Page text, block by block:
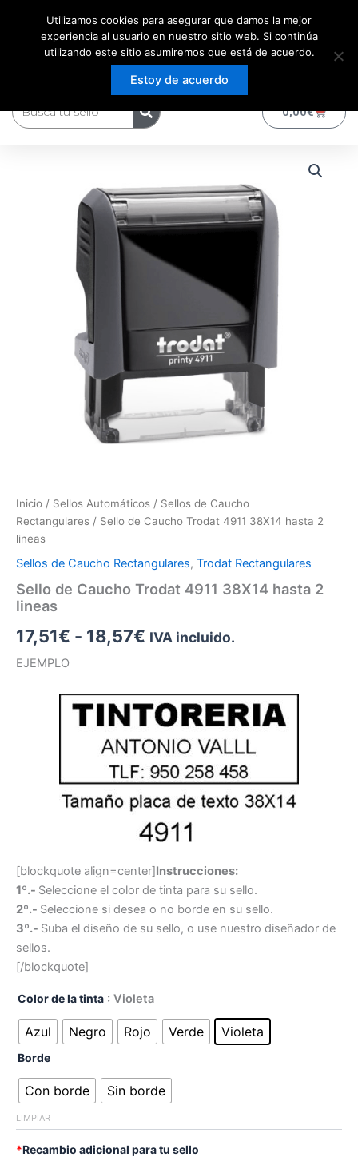
contenido
0,00€Carrito
Inicio / Sellos Automáticos / Sellos de Caucho
Rectangulares / Sello de Caucho Trodat 4911 38X14 hasta 2
lineas
Sellos de Caucho Rectangulares, Trodat Rectangulares
Sello de Caucho Trodat 4911 38X14 hasta 2
lineas
17,51€ - 18,57€
de
precios:
desde
17,51€
18,57€
IVA incluido.
EJEMPLO
[blockquote align=center]Instrucciones:
1º.- Seleccione el color de tinta para su sello.
2º.- Seleccione si desea o no borde en su sello.
3º.- Suba el diseño de su sello, o use nuestro diseñador de
sellos.
[/blockquote]
Color de la tinta : Violeta
Azul Negro Rojo Verde Violeta
Borde
Con borde Sin borde
LIMPIAR
*Recambio adicional para tu sello
Utilizamos cookies para asegurar que damos la mejor
experiencia al usuario en nuestro sitio web. Si continúa
utilizando este sitio asumiremos que está de acuerdo.
Estoy de acuerdo